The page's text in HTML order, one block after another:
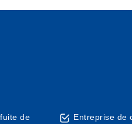
de
Entreprise de